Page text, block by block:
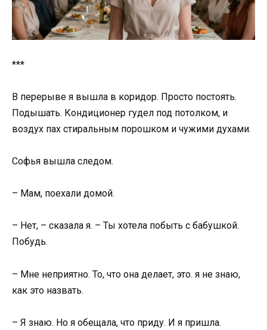
***
В перерыве я вышла в коридор. Просто постоять.
Подышать. Кондиционер гудел под потолком, и
воздух пах стиральным порошком и чужими духами.
Софья вышла следом.
– Мам, поехали домой.
– Нет, – сказала я. – Ты хотела побыть с бабушкой.
Побудь.
– Мне неприятно. То, что она делает, это. я не знаю,
как это назвать.
– Я знаю. Но я обещала, что приду. И я пришла.